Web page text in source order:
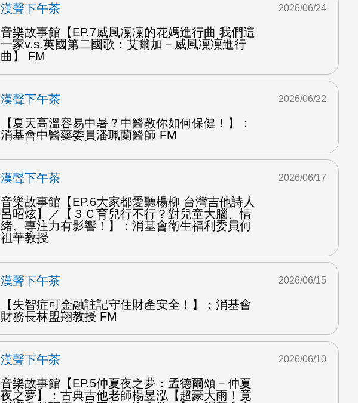
漢聲下午茶
音樂故事館【EP.7威風凜凜的花媽進行曲 我們這
一家v.s.英國第二國歌：艾爾加－威風凜凜進行
曲】 FM
2026/06/24
漢聲下午茶
【夏天高溫容易中暑？中醫教你如何保健！】：
消基會中醫藥委員潘珮蘭醫師 FM
2026/06/22
漢聲下午茶
音樂故事館【EP.6大家都愛聽楊柳 台灣吉他詩人
呂昭炫】／【３Ｃ育兒行不行？對兒童大腦、情
緒、專注力有影響！】：消基會衛生福利委員何
祖華教授
2026/06/17
漢聲下午茶
【失智症可金融註記守住財產安全！】：消基會
財務長林盟翔教授 FM
2026/06/15
漢聲下午茶
音樂故事館【EP.5仲夏夜之夢：孟德爾頌－仲夏
夜之夢】：古典吉他老師楊昱泓【超豪大雨！竟
2026/06/10